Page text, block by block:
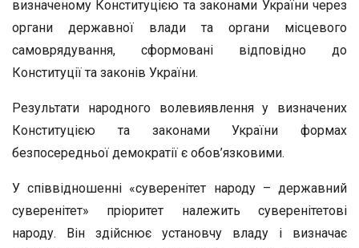
визначеному Конституцією та законами України через
органи державної влади та органи місцевого
самоврядування, сформовані відповідно до
Конституції та законів України.
Результати народного волевиявлення у визначених
Конституцією та законами України формах
безпосередньої демократії є обов’язковими.
У співвідношенні «суверенітет народу – державний
суверенітет» пріоритет належить суверенітетові
народу. Він здійснює установчу владу і визначає